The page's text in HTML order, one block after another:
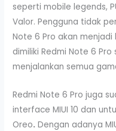
seperti mobile legends,
Valor. Pengguna tidak
Note 6 Pro akan
dimiliki Redmi Note 6
menjalankan semua
Redmi Note 6 Pro juga
interface MIUI 10 dan
Oreo. Dengan adanya